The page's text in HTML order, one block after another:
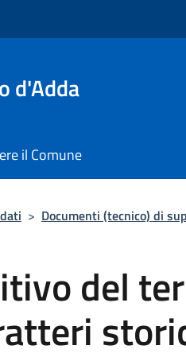
d'Adda
il Comune
> Documenti (tecnico) di
del